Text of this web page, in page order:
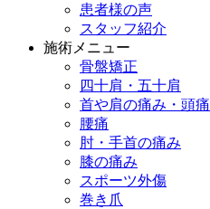
患者様の声
スタッフ紹介
施術メニュー
骨盤矯正
四十肩・五十肩
首や肩の痛み・頭痛
腰痛
肘・手首の痛み
膝の痛み
スポーツ外傷
巻き爪